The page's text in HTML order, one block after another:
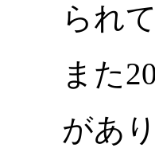
られ
また
があ